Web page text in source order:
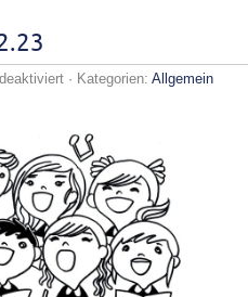
für· Kategorien: Allgemein